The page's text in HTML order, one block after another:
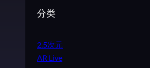
分类
2.5次元
AR Live